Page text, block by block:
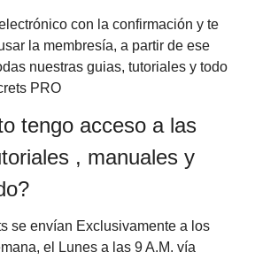
con la confirmación y te
la membresía, a partir de ese
nuestras guias, tutoriales y todo
PRO
tengo acceso a las
, manuales y
se envían Exclusivamente a los
el Lunes a las 9 A.M. vía